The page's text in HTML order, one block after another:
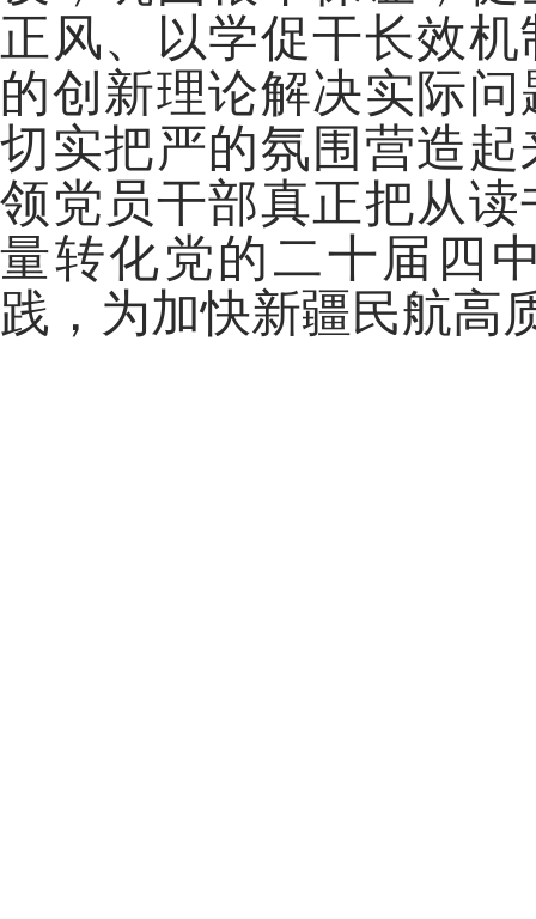
正风、以学促干长效
的创新理论解决实际
切实把严的氛围营造
领党员干部真正把从
量转化党的二十届四
践，为加快新疆民航高